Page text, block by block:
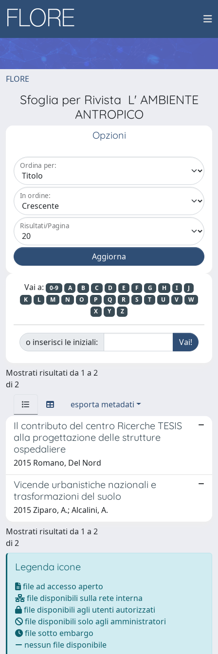
FLORE
Sfoglia per Rivista L' AMBIENTE
ANTROPICO
Opzioni
Ordina per:
In ordine:
Risultati/Pagina
Vai a: 0-9 A B C D E F G H I
J
K
L M N O P Q R S T U V
W
X
Y Z
o inserisci le iniziali:
Mostrati risultati da 1 a 2
di 2
esporta metadati
Il contributo del centro Ricerche TESIS
alla progettazione delle strutture
ospedaliere
2015 Romano, Del Nord
Vicende urbanistiche nazionali e
trasformazioni del suolo
2015 Ziparo, A.; Alcalini, A.
Mostrati risultati da 1 a 2
di 2
Legenda icone
file ad accesso aperto
file disponibili sulla rete interna
file disponibili agli utenti autorizzati
file disponibili solo agli amministratori
file sotto embargo
nessun file disponibile